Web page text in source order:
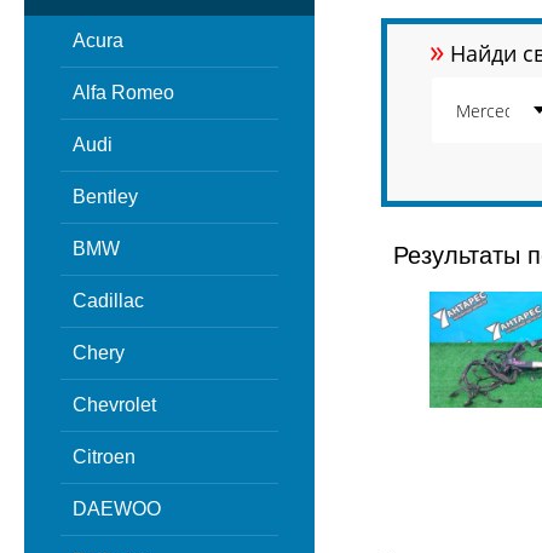
Acura
Alfa Romeo
Audi
Bentley
BMW
Cadillac
Chery
Chevrolet
Citroen
DAEWOO
» Найди
Результаты